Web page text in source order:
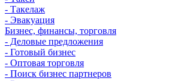
- Такелаж
- Эвакуация
Бизнес, финансы, торговля
- Деловые предложения
- Готовый бизнес
- Оптовая торговля
- Поиск бизнес партнеров